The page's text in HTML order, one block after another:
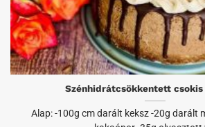
Szénhidrátcsökkentett
Alap: -100g cm darált keksz -20g darált